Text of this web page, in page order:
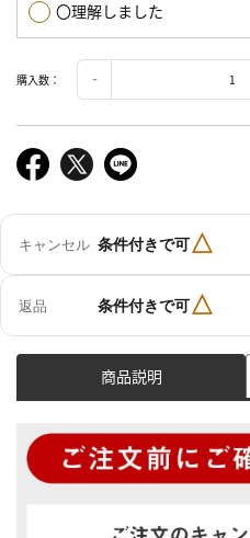
〇理解しました
購入数：
キャンセル 条件付きで可△
返品 条件付きで可△
商品説明